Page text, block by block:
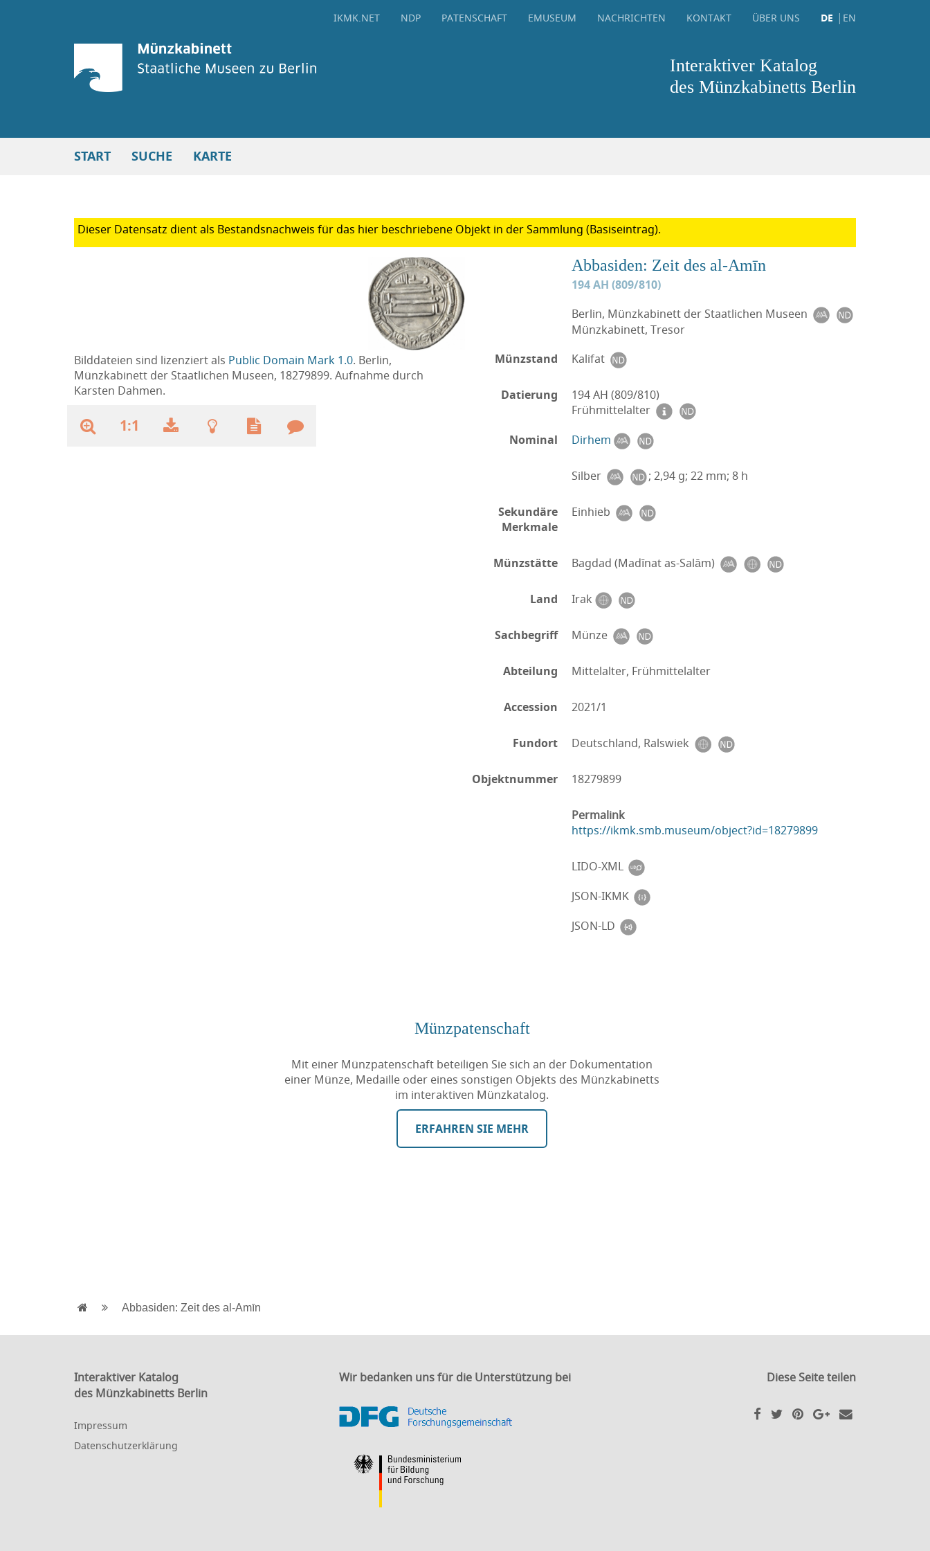
IKMK.NET NDP PATENSCHAFT EMUSEUM NACHRICHTEN KONTAKT ÜBER UNS DE EN
Interaktiver Katalog
des Münzkabinetts Berlin
START SUCHE KARTE
Dieser Datensatz dient als Bestandsnachweis für das hier beschriebene Objekt in der Sammlung (Basiseintrag).
Bilddateien sind lizenziert als Public Domain Mark 1.0. Berlin,
Münzkabinett der Staatlichen Museen, 18279899. Aufnahme durch
Karsten Dahmen.
1:1
Abbasiden: Zeit des al-Amīn
194 AH (809/810)
Berlin, Münzkabinett der Staatlichen Museen
Münzkabinett, Tresor
Münzstand
Kalifat
Datierung
194 AH (809/810)
Frühmittelalter
Nominal
Dirhem
Silber ; 2,94 g; 22 mm; 8 h
Sekundäre
Merkmale
Einhieb
Münzstätte Bagdad (Madīnat as-Salām)
Land Irak
Sachbegriff Münze
Abteilung Mittelalter, Frühmittelalter
Accession 2021/1
Fundort Deutschland, Ralswiek
Objektnummer 18279899
Permalink
https://ikmk.smb.museum/object?id=18279899
LIDO-XML
JSON-IKMK
JSON-LD
Münzpatenschaft
Mit einer Münzpatenschaft beteiligen Sie sich an der Dokumentation
einer Münze, Medaille oder eines sonstigen Objekts des Münzkabinetts
im interaktiven Münzkatalog.
ERFAHREN SIE MEHR
Abbasiden: Zeit des al-Amīn
Interaktiver Katalog
des Münzkabinetts Berlin
Impressum
Datenschutzerklärung
Wir bedanken uns für die Unterstützung bei Diese Seite teilen